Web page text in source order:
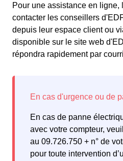
Pour une assistance en
contacter les conseillers
depuis leur espace client ou
disponible sur le site web
répondra rapidement par
En cas de panne
avec votre compteur,
au 09.726.750 + n° de
pour toute intervention